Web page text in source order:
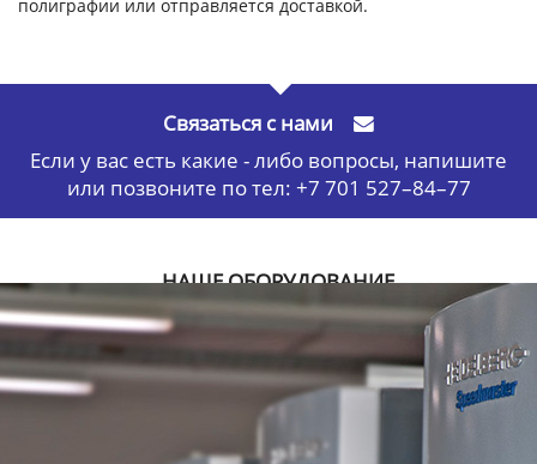
полиграфии или отправляется доставкой.
Связаться с нами
Если у вас есть какие - либо вопросы, напишите
или позвоните по тел: +7 701 527–84–77
НАШЕ ОБОРУДОВАНИЕ